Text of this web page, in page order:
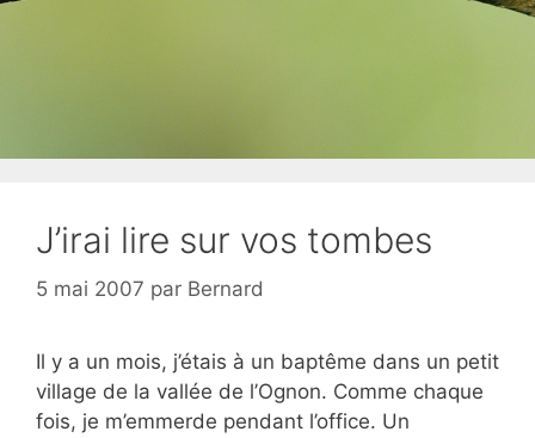
J’irai lire sur vos tombes
5 mai 2007 par Bernard
Il y a un mois, j’étais à un baptême dans un petit
village de la vallée de l’Ognon. Comme chaque
fois, je m’emmerde pendant l’office. Un